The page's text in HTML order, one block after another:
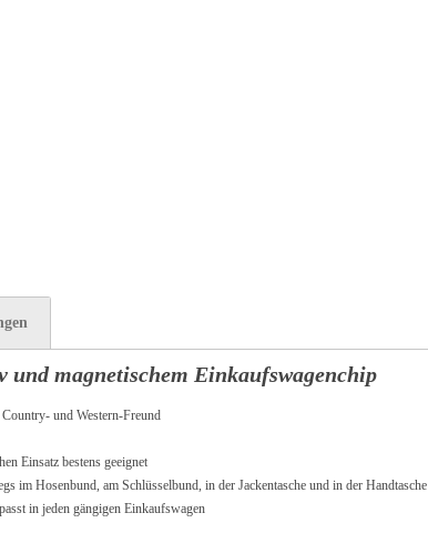
magnetischem Einkaufswagenchip
und Western-Freund
Einsatz bestens geeignet
Hosenbund, am Schlüsselbund, in der Jackentasche und in der Handtasche
in jeden gängigen Einkaufswagen